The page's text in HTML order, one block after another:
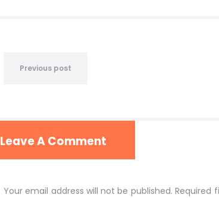
Previous post
Leave A Comment
Your email address will not be published. Required